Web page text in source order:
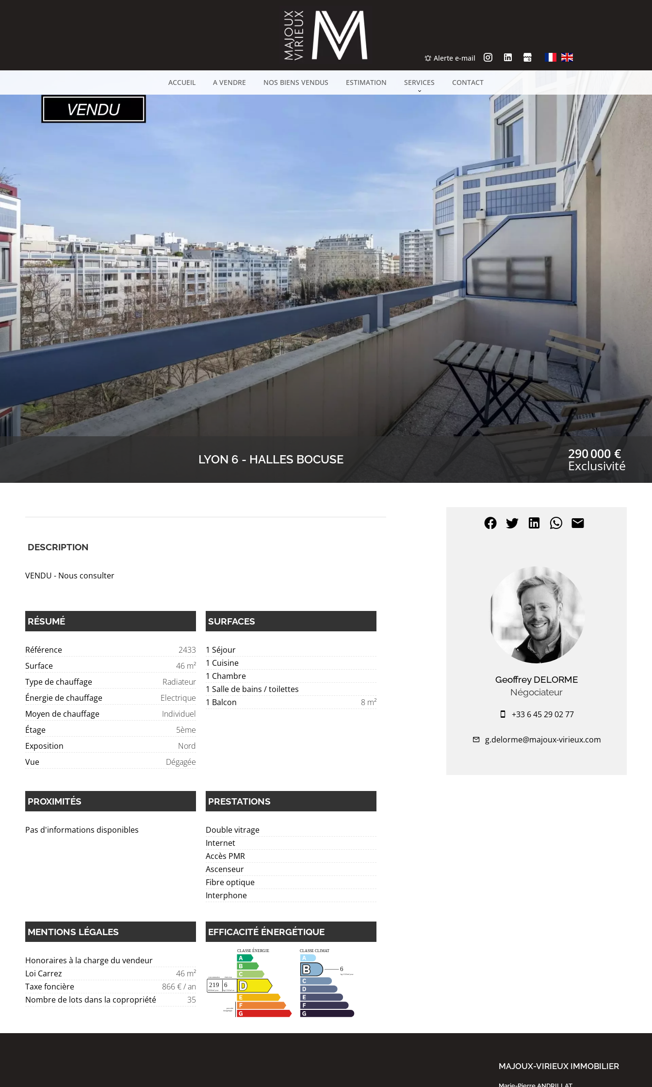
Alerte e-mail
ACCUEIL A VENDRE NOS BIENS VENDUS ESTIMATION SERVICES CONTACT
LYON 6 - HALLES BOCUSE 290 000 €
Exclusivité
DESCRIPTION
VENDU - Nous consulter
RÉSUMÉ
Référence
2433
Surface
46 m²
Type de chauffage
Radiateur
Énergie de chauffage
Electrique
Moyen de chauffage
Individuel
Étage
5ème
Exposition
Nord
Vue
Dégagée
SURFACES
1 Séjour
1 Cuisine
1 Chambre
1 Salle de bains / toilettes
1 Balcon
8 m²
PROXIMITÉS
Pas d'informations disponibles
PRESTATIONS
Double vitrage
Internet
Accès PMR
Ascenseur
Fibre optique
Interphone
MENTIONS LÉGALES
Honoraires à la charge du vendeur
Loi Carrez
46 m²
Taxe foncière
866 € / an
Nombre de lots dans la copropriété
35
EFFICACITÉ ÉNERGÉTIQUE
Geoffrey DELORME
Négociateur
+33 6 45 29 02 77
g.delorme@majoux-virieux.com
MAJOUX-VIRIEUX IMMOBILIER